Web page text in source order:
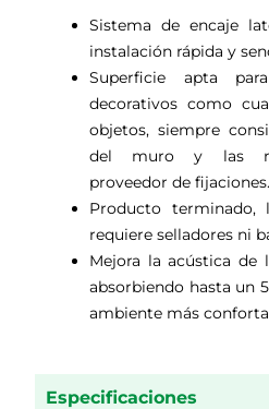
Sistema de encaje
instalación rápida y
Superficie apta
decorativos como
objetos, siempre
del muro y las
proveedor de fijaciones.
Producto terminado,
requiere selladores ni
Mejora la acústica de
absorbiendo hasta un
ambiente más
Especificaciones